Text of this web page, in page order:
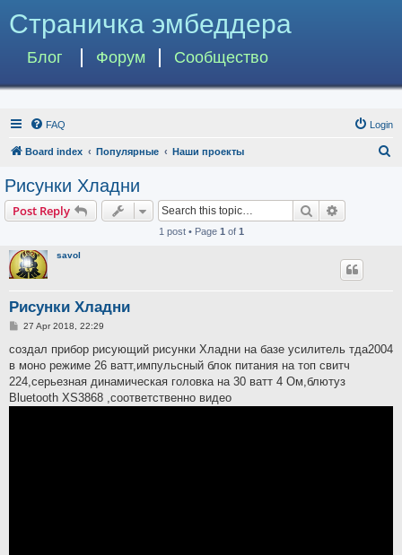
Страничка эмбеддера
Блог Форум Сообщество
FAQ Login
Board index Популярные Наши проекты
Рисунки Хладни
Post Reply Search
1 post • Page 1 of 1
savol
Рисунки Хладни
P
s
27 Apr 2018, 22:29
создал прибор рисующий рисунки Хладни на базе усилитель тда2004
в моно режиме 26 ватт,импульсный блок питания на топ свитч
224,серьезная динамическая головка на 30 ватт 4 Ом,блютуз
Bluetooth XS3868 ,соответственно видео